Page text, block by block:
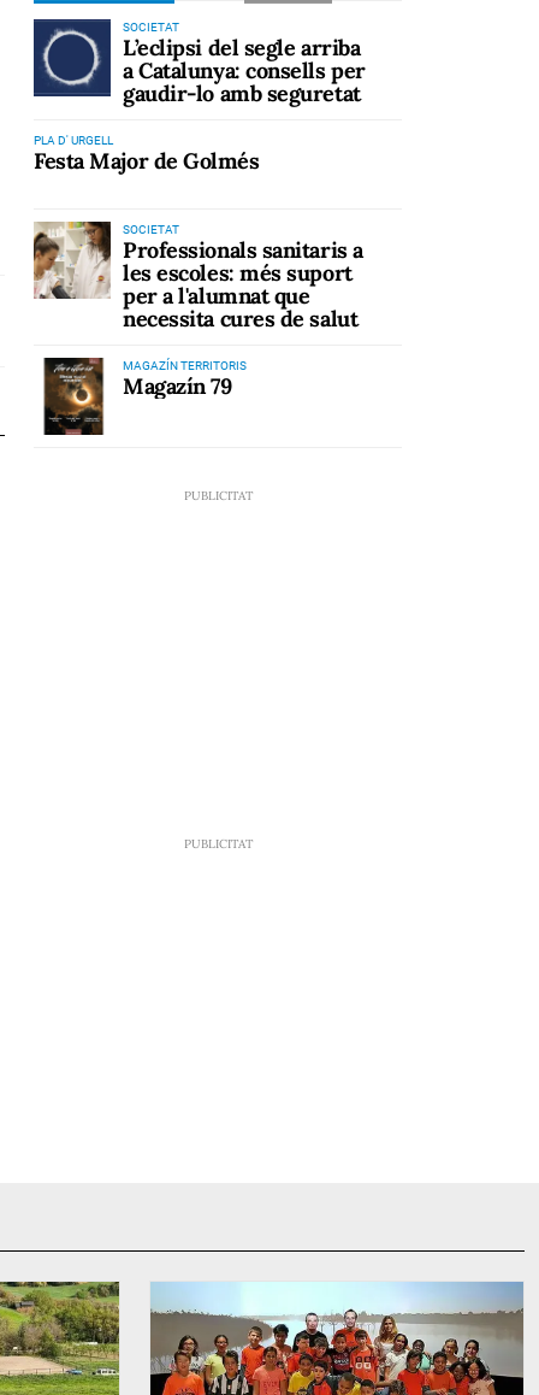
SOCIETAT
L’eclipsi del segle arriba
a Catalunya: consells per
gaudir-lo amb seguretat
PLA D' URGELL
Festa Major de Golmés
SOCIETAT
Professionals sanitaris a
les escoles: més suport
per a l'alumnat que
necessita cures de salut
MAGAZÍN TERRITORIS
Magazín 79